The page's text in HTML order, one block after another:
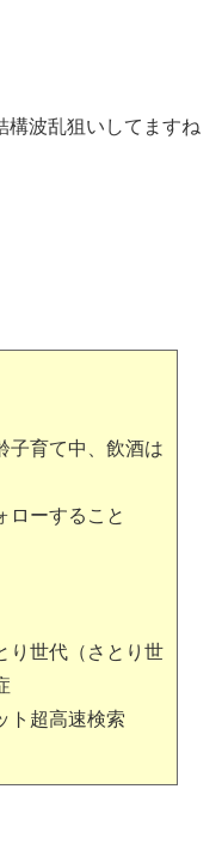
構波乱狙いしてますね
子育て中、飲酒は
ローすること
り世代（さとり世
ト超高速検索